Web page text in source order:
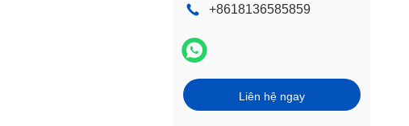
+8618136585859
Liên hệ ngay